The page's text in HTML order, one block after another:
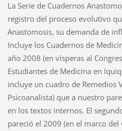
La Serie de Cuadernos
registro del proceso evolutivo
Anastomosis, su demanda de
Incluye los Cuadernos de
año 2008 (en vísperas al
Estudiantes de Medicina en
incluye un cuadro de Remedios
Psicoanalista) que a nuestro
en los textos internos. El
pareció el 2009 (en el marco